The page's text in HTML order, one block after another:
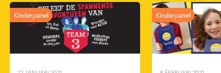
Kinderpanel Kinderpanel